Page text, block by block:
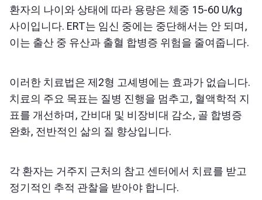
환자의 나이와 상태에 따라 용량은 체중 15-60 U/kg
사이입니다. ERT는 임신 중에는 중단해서는 안 되며,
이는 출산 중 유산과 출혈 합병증 위험을 줄여줍니다.
이러한 치료법은 제2형 고셰병에는 효과가 없습니다.
치료의 주요 목표는 질병 진행을 멈추고, 혈액학적 지
표를 개선하며, 간비대 및 비장비대 감소, 골 합병증
완화, 전반적인 삶의 질 향상입니다.
각 환자는 거주지 근처의 참고 센터에서 치료를 받고
정기적인 추적 관찰을 받아야 합니다.